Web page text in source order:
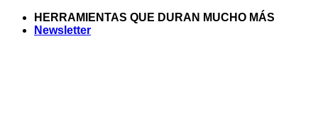
Saltar
HERRAMIENTAS QUE DURAN MUCHO MÁS
Newsletter